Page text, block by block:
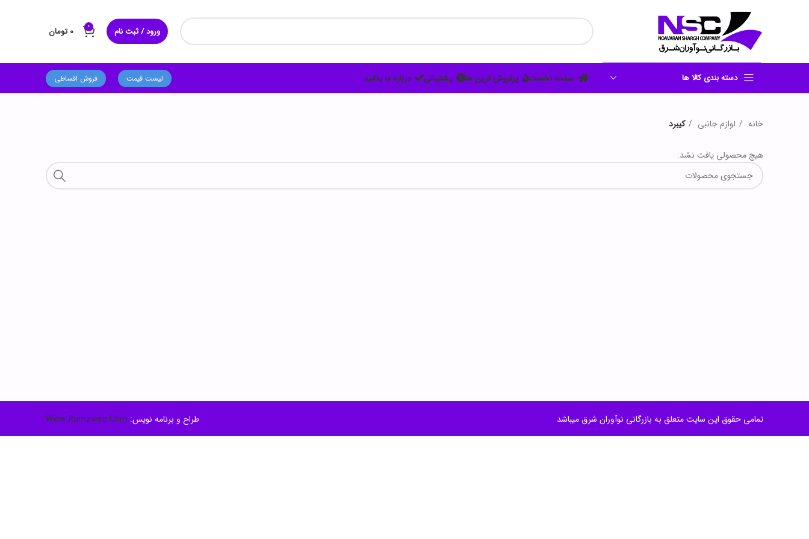
ورود / ثبت نام 0 ۰ تومان
دسته بندی کالا ها صفحه نخست پرفروش ترین ها پشتیبانی درباره ما بدانید لیست قیمت فروش اقساطی
خانه لوازم جانبی کیبرد
هیچ محصولی یافت نشد.
تمامی حقوق این سایت متعلق به بازرگانی نوآوران شرق میباشد طراح و برنامه نویس: Www.Ramzweb.Com